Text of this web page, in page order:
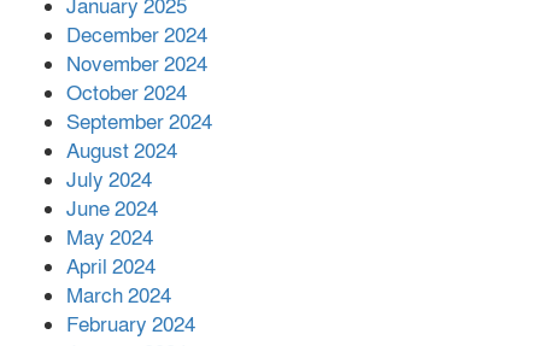
সহায়তা দিলেন সাচিং প্রু জেরী
January 2025
December 2024
November 2024
October 2024
September 2024
August 2024
July 2024
June 2024
May 2024
April 2024
March 2024
February 2024